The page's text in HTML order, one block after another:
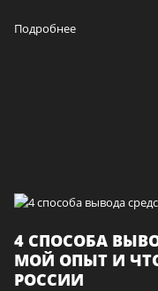
Подробнее
4 СПОСОБА
МОЙ ОПЫТ И
РОССИИ